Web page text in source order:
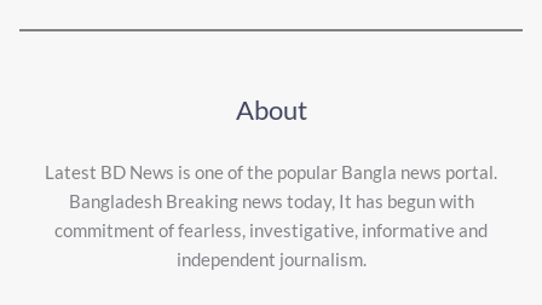
About
Latest BD News is one of the popular Bangla news portal.
Bangladesh Breaking news today, It has begun with
commitment of fearless, investigative, informative and
independent journalism.